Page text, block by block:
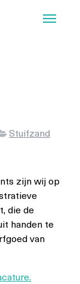
Menu
Categorieën
Stuifzand
zijn wij op
die de
handen te
van